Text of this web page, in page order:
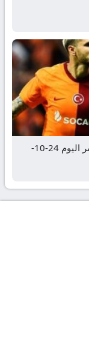
مباراة غلطة سراي ضد بايرن ميونخ بث مباشر اليوم 24-10-